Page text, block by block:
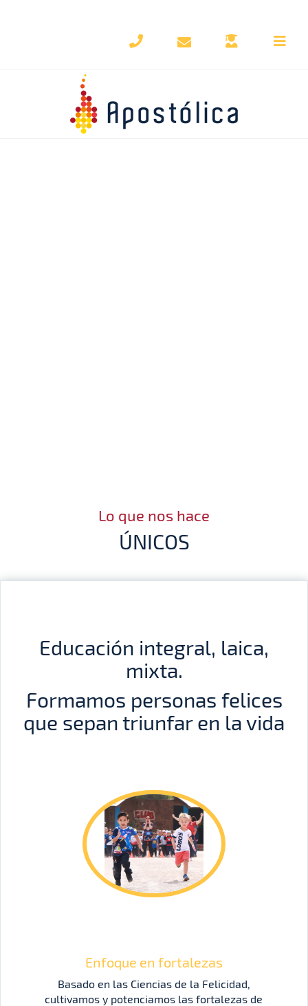
Lo que nos hace
ÚNICOS
Educación integral, laica,
mixta.
Formamos personas felices
que sepan triunfar en la vida
Enfoque en fortalezas
Basado en las Ciencias de la Felicidad,
cultivamos y potenciamos las fortalezas de